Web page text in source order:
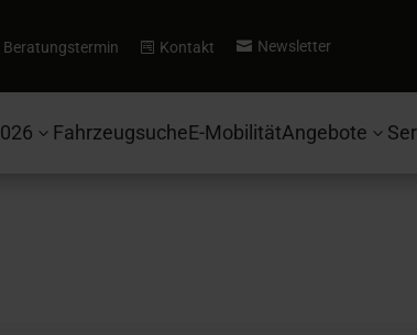
Beratungstermin  Kontakt  Newsletter
3 FahrzeugsucheE-MobilitätAngebote 3